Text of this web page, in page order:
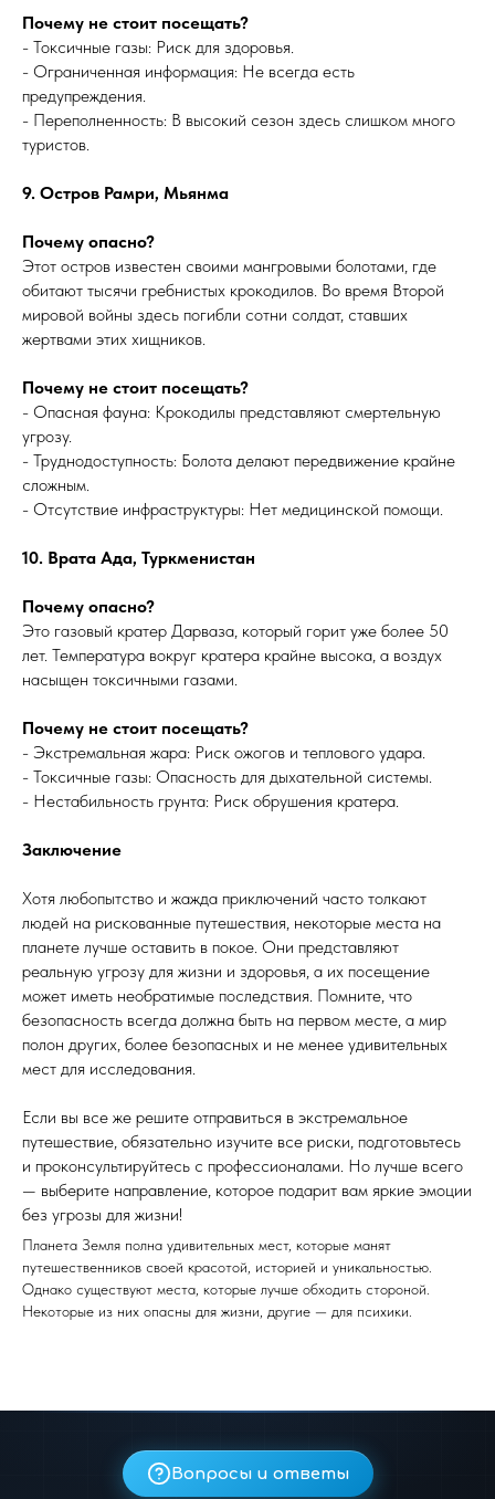
Почему не стоит посещать?
- Токсичные газы: Риск для здоровья.
- Ограниченная информация: Не всегда есть
предупреждения.
- Переполненность: В высокий сезон здесь слишком много
туристов.
9. Остров Рамри, Мьянма
Почему опасно?
Этот остров известен своими мангровыми болотами, где
обитают тысячи гребнистых крокодилов. Во время Второй
мировой войны здесь погибли сотни солдат, ставших
жертвами этих хищников.
Почему не стоит посещать?
- Опасная фауна: Крокодилы представляют смертельную
угрозу.
- Труднодоступность: Болота делают передвижение крайне
сложным.
- Отсутствие инфраструктуры: Нет медицинской помощи.
10. Врата Ада, Туркменистан
Почему опасно?
Это газовый кратер Дарваза, который горит уже более 50
лет. Температура вокруг кратера крайне высока, а воздух
насыщен токсичными газами.
Почему не стоит посещать?
- Экстремальная жара: Риск ожогов и теплового удара.
- Токсичные газы: Опасность для дыхательной системы.
- Нестабильность грунта: Риск обрушения кратера.
Заключение
Хотя любопытство и жажда приключений часто толкают
людей на рискованные путешествия, некоторые места на
планете лучше оставить в покое. Они представляют
реальную угрозу для жизни и здоровья, а их посещение
может иметь необратимые последствия. Помните, что
безопасность всегда должна быть на первом месте, а мир
полон других, более безопасных и не менее удивительных
мест для исследования.
Если вы все же решите отправиться в экстремальное
путешествие, обязательно изучите все риски, подготовьтесь
и проконсультируйтесь с профессионалами. Но лучше всего
— выберите направление, которое подарит вам яркие эмоции
без угрозы для жизни!
Планета Земля полна удивительных мест, которые манят
путешественников своей красотой, историей и уникальностью.
Однако существуют места, которые лучше обходить стороной.
Некоторые из них опасны для жизни, другие — для психики.
Вопросы и ответы